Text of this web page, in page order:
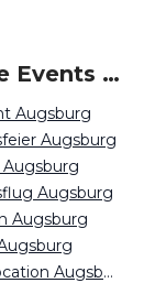
Beliebte Events in Augsburg
Augsburg
Augsburg
Augsburg
Augsburg
Hochzeitslocation Augsburg